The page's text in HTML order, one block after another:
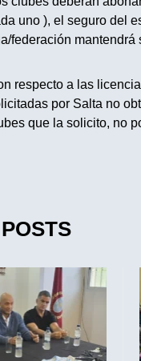
uno ), el seguro del
federación
respecto a las
por Salta no
que la solicito, no